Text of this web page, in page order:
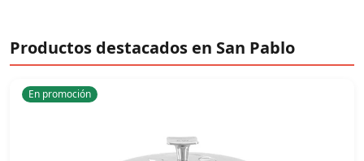
Productos destacados en San Pablo
En promoción